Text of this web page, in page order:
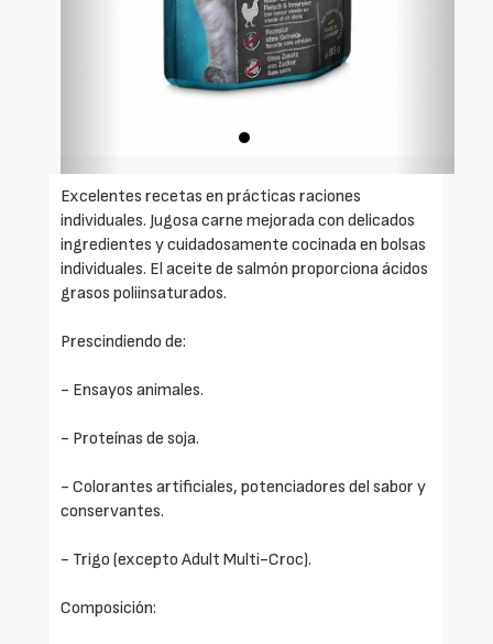
Excelentes recetas en prácticas raciones
individuales. Jugosa carne mejorada con delicados
ingredientes y cuidadosamente cocinada en bolsas
individuales. El aceite de salmón proporciona ácidos
grasos poliinsaturados.
Prescindiendo de:
- Ensayos animales.
- Proteínas de soja.
- Colorantes artificiales, potenciadores del sabor y
conservantes.
- Trigo (excepto Adult Multi-Croc).
Composición: